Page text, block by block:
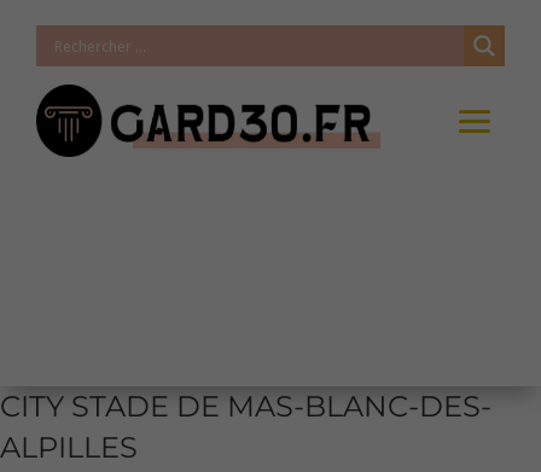
CITY STADE DE MAS-BLANC-DES-
ALPILLES